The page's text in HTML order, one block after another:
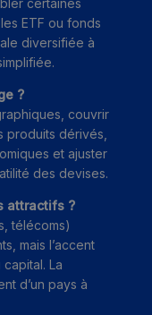
certaines
ETF ou fonds
diversifiée à
?
couvrir
dérivés,
et ajuster
des devises.
attractifs ?
télécoms)
mais l’accent
La
d’un pays à